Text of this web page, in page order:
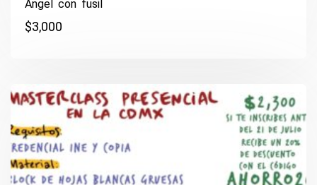
Angel con fusil
$3,000